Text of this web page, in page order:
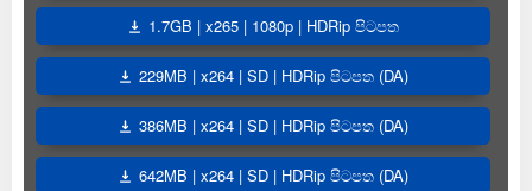
1.7GB | x265 | 1080p | HDRip පිටපත
229MB | x264 | SD | HDRip පිටපත (DA)
386MB | x264 | SD | HDRip පිටපත (DA)
642MB | x264 | SD | HDRip පිටපත (DA)